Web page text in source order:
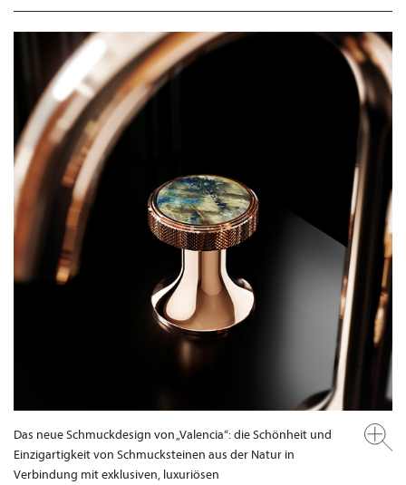
Das neue Schmuckdesign von „Valencia“: die Schönheit und
Einzigartigkeit von Schmucksteinen aus der Natur in
Verbindung mit exklusiven, luxuriösen